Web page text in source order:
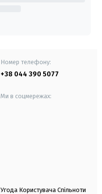
Номер телефону:
+38 044 390 5077
Ми в соцмережах:
Угода Користувача Спільноти